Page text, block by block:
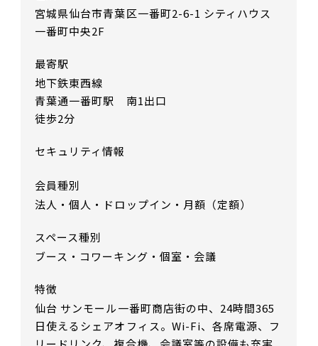
宮城県仙台市青葉区一番町2-6-1 シティハウス
一番町中央2F
最寄駅
地下鉄東西線
青葉通一番町駅 南1出口
徒歩2分
セキュリティ情報
会員種別
法人・個人・ドロップイン・月額（定額）
スペース種別
ブース・コワーキング・個室・会議
特徴
仙台 サンモール一番町商店街の中、24時間365
日使えるシェアオフィス。Wi-Fi、各席電源、フ